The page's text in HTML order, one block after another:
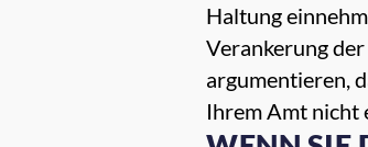
Haltung
Verankerung
argumentieren,
Ihrem Amt nicht